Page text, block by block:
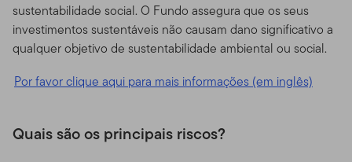
sustentabilidade social. O Fundo assegura que os seus
investimentos sustentáveis não causam dano significativo a
qualquer objetivo de sustentabilidade ambiental ou social.
Por favor clique aqui para mais informações (em inglês)
Quais são os principais riscos?